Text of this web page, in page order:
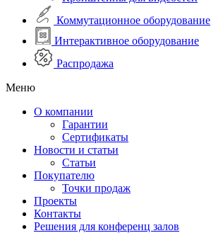
Коммутационное оборудование
Интерактивное оборудование
Распродажа
Меню
О компании
Гарантии
Сертификаты
Новости и статьи
Статьи
Покупателю
Точки продаж
Проекты
Контакты
Решения для конференц залов